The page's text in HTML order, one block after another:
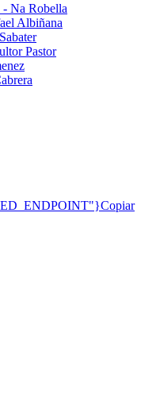
Na Robella
Albiñana
Pastor
Copiar